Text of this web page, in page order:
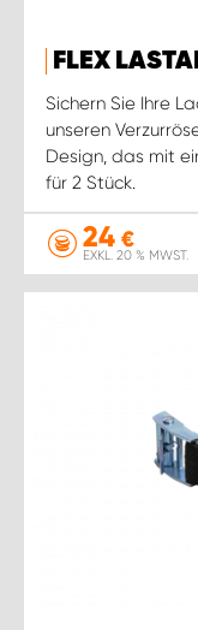
FLEX
Sichern Sie Ihre
unseren
Design, das mit
für 2 Stück.
24 €
EXKL. 20 % MWST.